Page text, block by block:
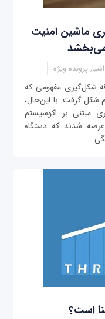
ماشین امنیت
می‌بخشد
پرونده ویژه
بود که جرقه شکل‌گیری مفهومی که
شکل گرفت. با این‌حال،
تجاری مبتنی بر اکوسیستم
عرضه شدند که دستگاه
است؟